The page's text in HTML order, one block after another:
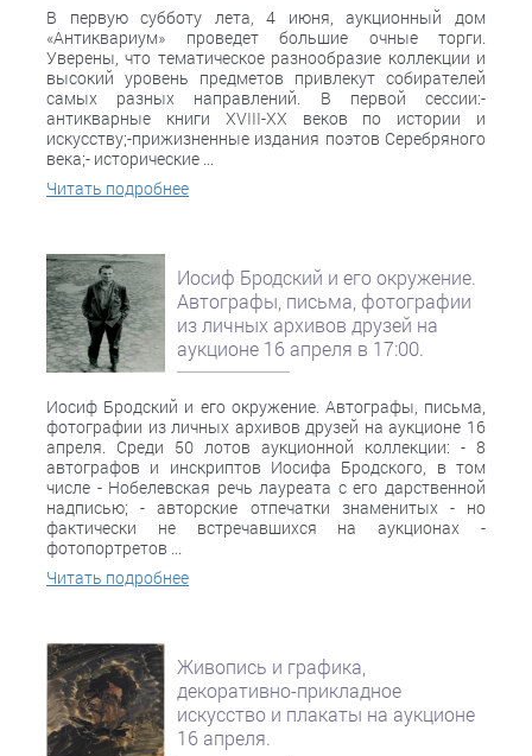
В первую субботу лета, 4 июня, аукционный дом
«Антиквариум» проведет большие очные торги.
Уверены, что тематическое разнообразие коллекции и
высокий уровень предметов привлекут собирателей
самых разных направлений. В первой сессии:-
антикварные книги XVIII-XX веков по истории и
искусству;-прижизненные издания поэтов Серебряного
века;- исторические ...
Читать подробнее
Иосиф Бродский и его окружение.
Автографы, письма, фотографии
из личных архивов друзей на
аукционе 16 апреля в 17:00.
Иосиф Бродский и его окружение. Автографы, письма,
фотографии из личных архивов друзей на аукционе 16
апреля. Среди 50 лотов аукционной коллекции: - 8
автографов и инскриптов Иосифа Бродского, в том
числе - Нобелевская речь лауреата с его дарственной
надписью; - авторские отпечатки знаменитых - но
фактически не встречавшихся на аукционах -
фотопортретов ...
Читать подробнее
Живопись и графика,
декоративно-прикладное
искусство и плакаты на аукционе
16 апреля.